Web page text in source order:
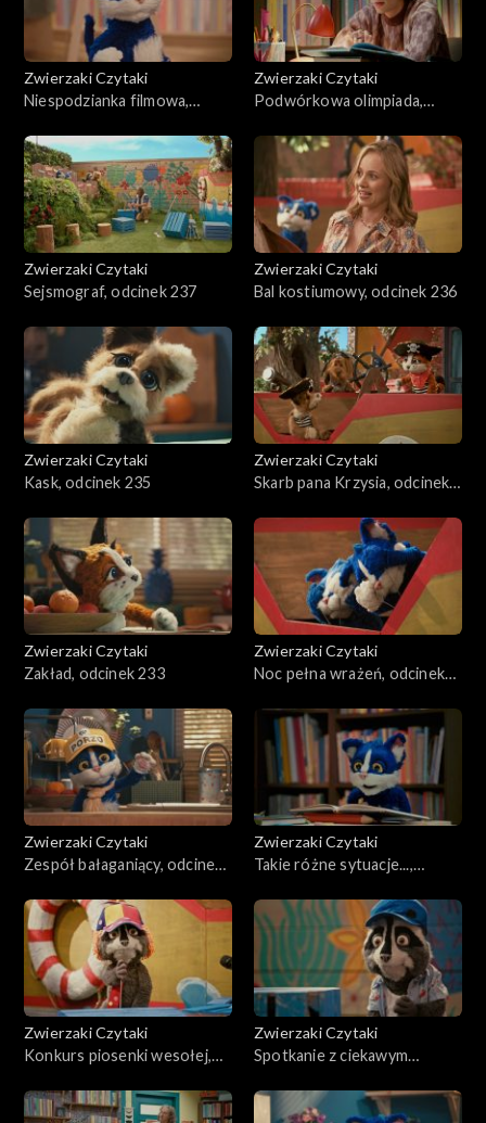
Zwierzaki Czytaki
Niespodzianka filmowa,
Zwierzaki Czytaki
Podwórkowa olimpiada,
Zwierzaki Czytaki
Sejsmograf, odcinek 237
Zwierzaki Czytaki
Bal kostiumowy, odcinek 236
Zwierzaki Czytaki
Kask, odcinek 235
Zwierzaki Czytaki
Skarb pana Krzysia, odcinek
Zwierzaki Czytaki
Zakład, odcinek 233
Zwierzaki Czytaki
Noc pełna wrażeń, odcinek
Zwierzaki Czytaki
Zespół bałaganiący, odcinek
Zwierzaki Czytaki
Takie różne sytuacje...,
Zwierzaki Czytaki
Konkurs piosenki wesołej,
Zwierzaki Czytaki
Spotkanie z ciekawym